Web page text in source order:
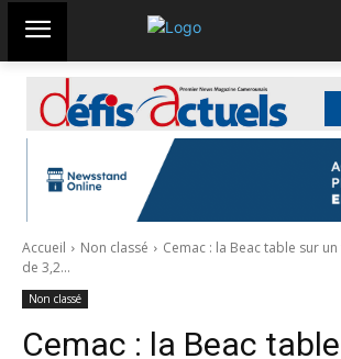
Accueil Non classé
Cemac : la Beac table sur
de 3,2...
Non classé
Cemac : la Beac